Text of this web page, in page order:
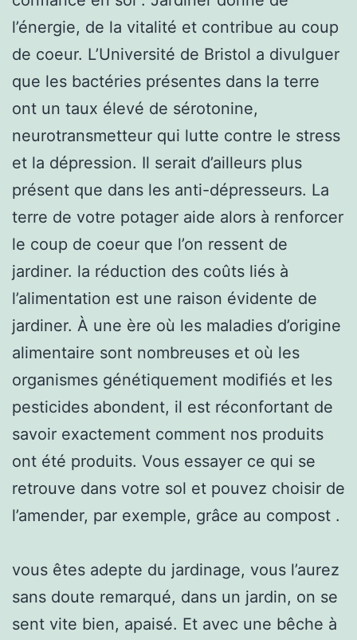
l’énergie, de la vitalité et contribue au coup
de coeur. L’Université de Bristol a divulguer
que les bactéries présentes dans la terre
ont un taux élevé de sérotonine,
neurotransmetteur qui lutte contre le stress
et la dépression. Il serait d’ailleurs plus
présent que dans les anti-dépresseurs. La
terre de votre potager aide alors à renforcer
le coup de coeur que l’on ressent de
jardiner. la réduction des coûts liés à
l’alimentation est une raison évidente de
jardiner. À une ère où les maladies d’origine
alimentaire sont nombreuses et où les
organismes génétiquement modifiés et les
pesticides abondent, il est réconfortant de
savoir exactement comment nos produits
ont été produits. Vous essayer ce qui se
retrouve dans votre sol et pouvez choisir de
l’amender, par exemple, grâce au compost .
vous êtes adepte du jardinage, vous l’aurez
sans doute remarqué, dans un jardin, on se
sent vite bien, apaisé. Et avec une bêche à